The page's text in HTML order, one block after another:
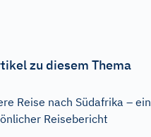
zu diesem Thema
Reise nach Südafrika – ein
Reisebericht